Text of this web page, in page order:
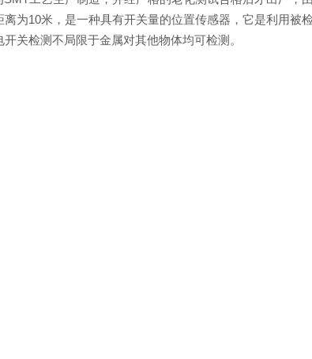
为10米，是一种具有开关量的位置传感器，它是利用被
关检测不局限于金属对其他物体均可检测。